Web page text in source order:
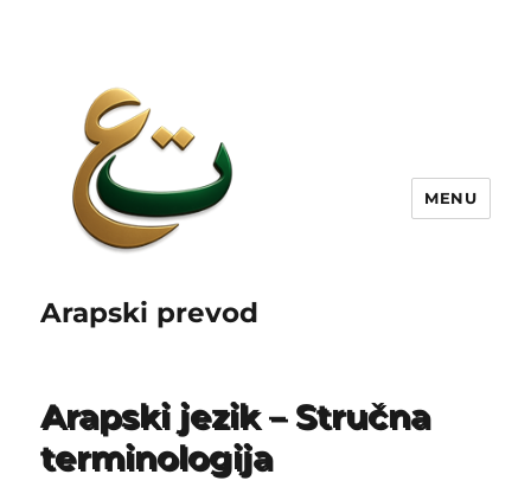
Arapski prevod
MENU
Arapski jezik – Stručna
terminologija